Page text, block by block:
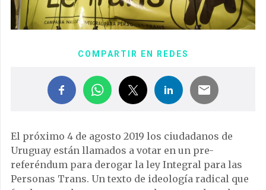
COMPARTIR EN REDES
El próximo 4 de agosto 2019 los ciudadanos de
Uruguay están llamados a votar en un pre-
referéndum para derogar la ley Integral para las
Personas Trans. Un texto de ideología radical que